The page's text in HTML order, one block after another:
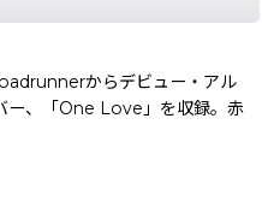
からデビュー・アル
ー、「One Love」を収録。赤